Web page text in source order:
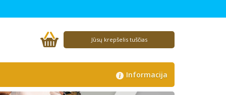
Jūsų krepšelis tuščias
Informacija